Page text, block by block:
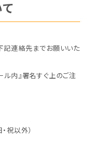
記連絡先までお願いいた
内』署名すぐ上のご注
祝以外）